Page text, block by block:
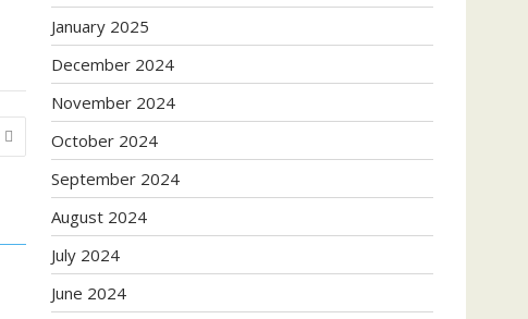
January 2025
December 2024
November 2024
October 2024
September 2024
August 2024
July 2024
June 2024